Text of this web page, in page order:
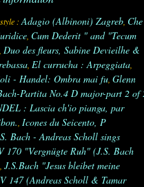
: Adagio (Albinoni) Zagreb Che
Cum Dederit " and "Tecum
Duo des fleurs, Sabine Devieilhe &
El currucha : Arpeggiata
- Handel: Ombra mai fu Glenn
Partita No.4 D major-part 2 of
: Lascia ch'io pianga, par
Icones du Seicento, P
Bach - Andreas Scholl sings
170 "Vergnügte Ruh" (J.S. Bach
J.S.Bach "Jesus bleibet meine
147 (Andreas Scholl & Tamar